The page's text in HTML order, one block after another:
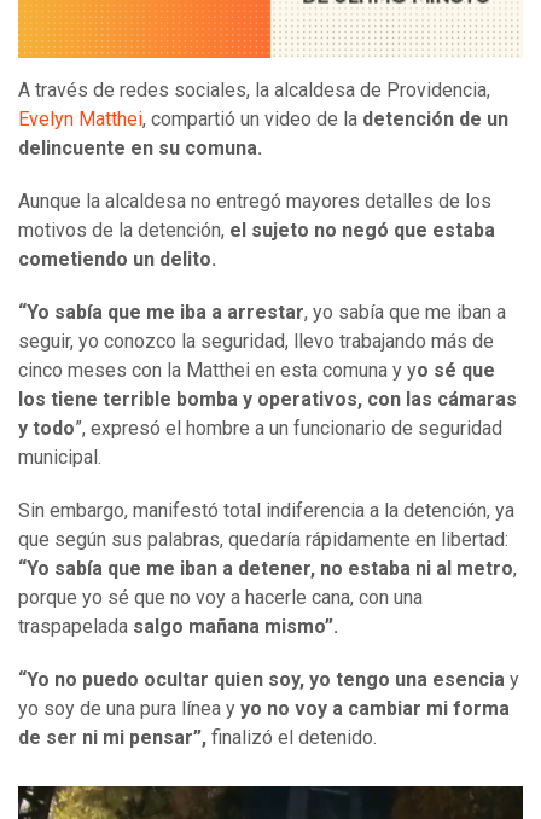
A través de redes sociales, la alcaldesa de Providencia,
Evelyn Matthei, compartió un video de la detención de un
delincuente en su comuna.
Aunque la alcaldesa no entregó mayores detalles de los
motivos de la detención, el sujeto no negó que estaba
cometiendo un delito.
“Yo sabía que me iba a arrestar, yo sabía que me iban a
seguir, yo conozco la seguridad, llevo trabajando más de
cinco meses con la Matthei en esta comuna y yo sé que
los tiene terrible bomba y operativos, con las cámaras
y todo”, expresó el hombre a un funcionario de seguridad
municipal.
Sin embargo, manifestó total indiferencia a la detención, ya
que según sus palabras, quedaría rápidamente en libertad:
“Yo sabía que me iban a detener, no estaba ni al metro,
porque yo sé que no voy a hacerle cana, con una
traspapelada salgo mañana mismo”.
“Yo no puedo ocultar quien soy, yo tengo una esencia y
yo soy de una pura línea y yo no voy a cambiar mi forma
de ser ni mi pensar”, finalizó el detenido.